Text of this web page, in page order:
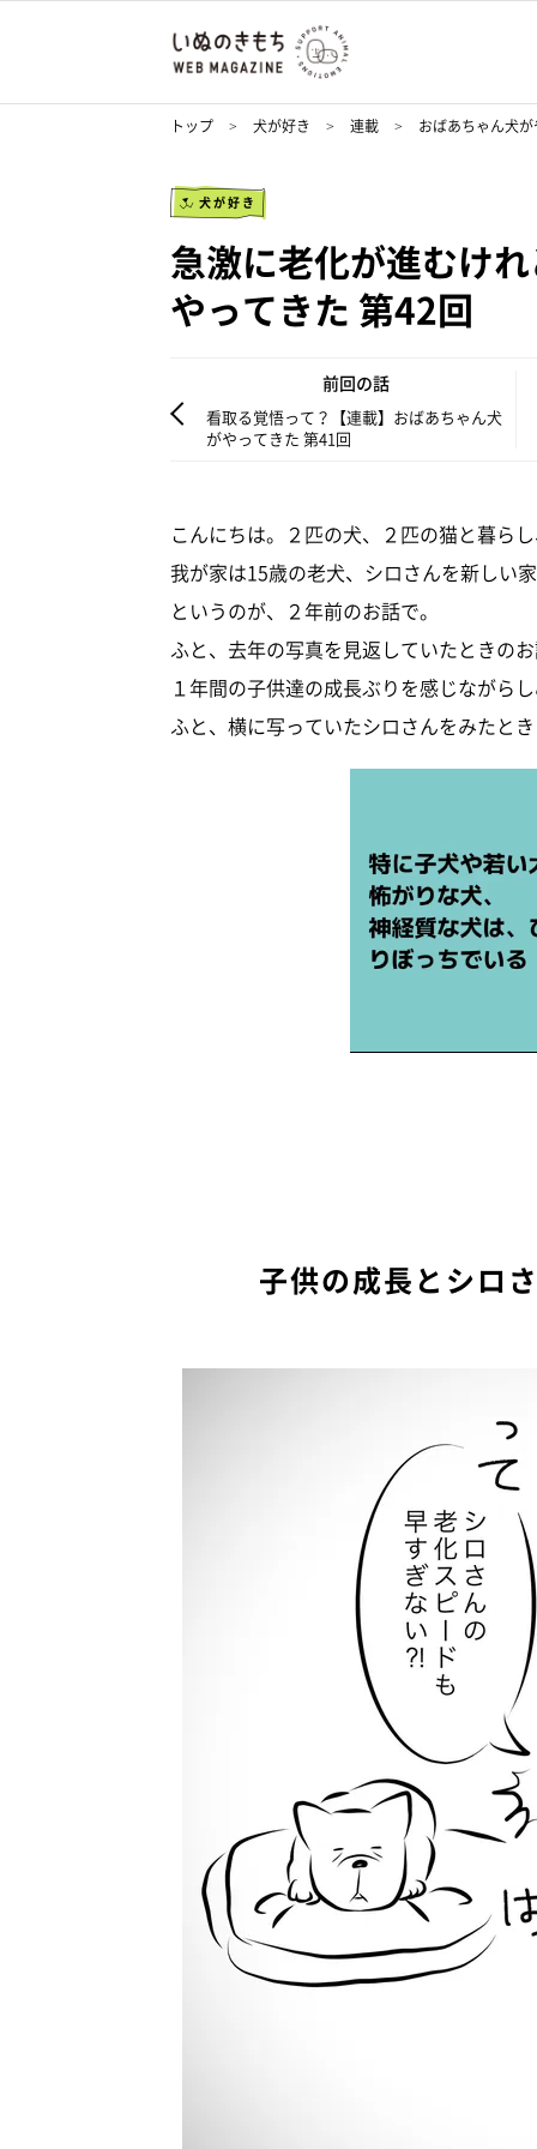
トップ 犬が好き 連載 おばあちゃん犬
犬が好き
急激に老化が進むけ
やってきた 第42回
前回の話
看取る覚悟って？【連載】おばあちゃん犬
がやってきた 第41回
こんにちは。２匹の犬、２匹の猫と暮ら
我が家は15歳の老犬、シロさんを新しい
というのが、２年前のお話で。
ふと、去年の写真を見返していたときの
１年間の子供達の成長ぶりを感じながら
ふと、横に写っていたシロさんをみたと
子供の成長とシロ